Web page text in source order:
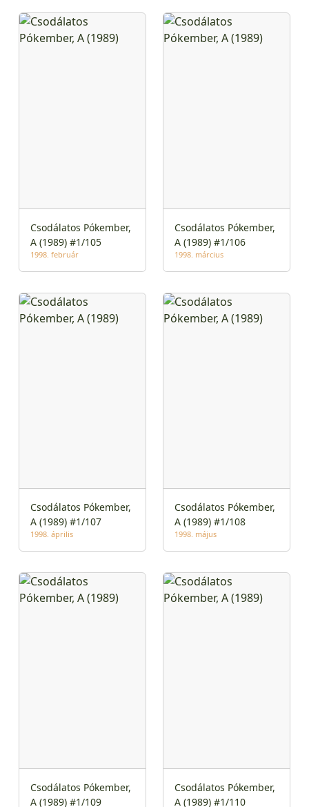
Csodálatos Pókember,
A (1989) #1/105
1998. február
Csodálatos Pókember,
A (1989) #1/106
1998. március
Csodálatos Pókember,
A (1989) #1/107
1998. április
Csodálatos Pókember,
A (1989) #1/108
1998. május
Csodálatos Pókember,
A (1989) #1/109
Csodálatos Pókember,
A (1989) #1/110